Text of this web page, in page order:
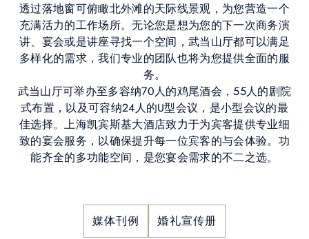
透过落地窗可俯瞰北外滩的天际线景观，为您营造一个
充满活力的工作场所。无论您是想为您的下一次商务演
讲、宴会或是讲座寻找一个空间，武当山厅都可以满足
多样化的需求，我们专业的团队也将为您提供全面的服
务。
武当山厅可举办至多容纳70人的鸡尾酒会，55人的剧院
式布置，以及可容纳24人的U型会议，是小型会议的最
佳选择。上海凯宾斯基大酒店致力于为宾客提供专业细
致的宴会服务，以确保提升每一位宾客的与会体验。功
能齐全的多功能空间，是您宴会需求的不二之选。
媒体刊例 婚礼宣传册